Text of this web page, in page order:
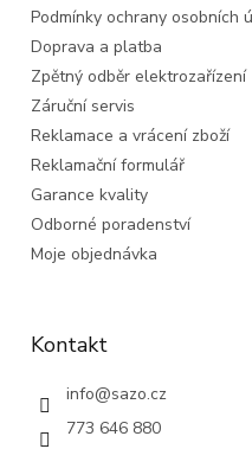
Podmínky ochrany osobních
Doprava a platba
Zpětný odběr elektrozařízení
Záruční servis
Reklamace a vrácení zboží
Reklamační formulář
Garance kvality
Odborné poradenství
Moje objednávka
Kontakt
info@sazo.cz
773 646 880